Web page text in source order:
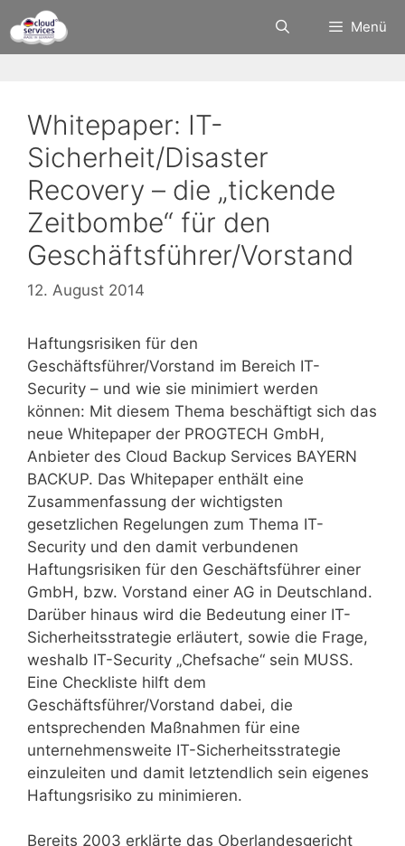
Inhalt
springen
Menü
Whitepaper: IT-
Sicherheit/Disaster
Recovery – die „tickende
Zeitbombe“ für den
Geschäftsführer/Vorstand
12. August 2014
Haftungsrisiken für den
Geschäftsführer/Vorstand im Bereich IT-
Security – und wie sie minimiert werden
können: Mit diesem Thema beschäftigt sich das
neue Whitepaper der PROGTECH GmbH,
Anbieter des Cloud Backup Services BAYERN
BACKUP. Das Whitepaper enthält eine
Zusammenfassung der wichtigsten
gesetzlichen Regelungen zum Thema IT-
Security und den damit verbundenen
Haftungsrisiken für den Geschäftsführer einer
GmbH, bzw. Vorstand einer AG in Deutschland.
Darüber hinaus wird die Bedeutung einer IT-
Sicherheitsstrategie erläutert, sowie die Frage,
weshalb IT-Security „Chefsache“ sein MUSS.
Eine Checkliste hilft dem
Geschäftsführer/Vorstand dabei, die
entsprechenden Maßnahmen für eine
unternehmensweite IT-Sicherheitsstrategie
einzuleiten und damit letztendlich sein eigenes
Haftungsrisiko zu minimieren.
Bereits 2003 erklärte das Oberlandesgericht